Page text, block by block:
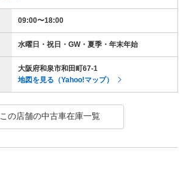
09:00〜18:00
水曜日・祝日・GW・夏季・年末年始
大阪府和泉市和田町67-1
地図を見る（Yahoo!マップ）
この店舗の中古車在庫一覧